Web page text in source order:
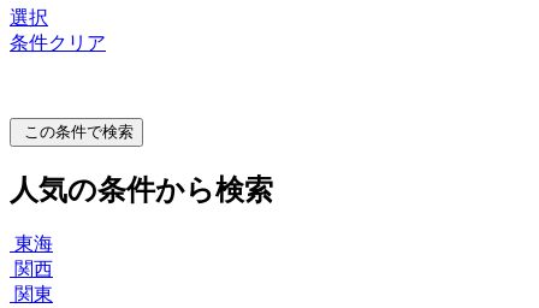
選択
条件クリア
この条件で検索
人気の条件から検索
東海
関西
関東